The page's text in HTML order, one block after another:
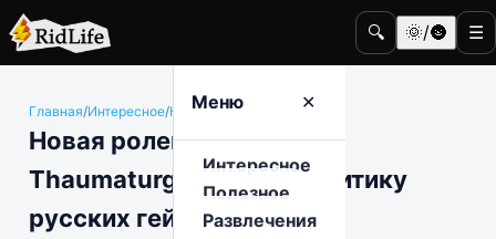
🔍 🌞/🌚 ☰
Меню ✕
Интересное
Полезное
Развлечения
Главная/Интересное/Компьютерные игры
Новая ролевая игра The
Thaumaturge вызвала критику
русских геймеров